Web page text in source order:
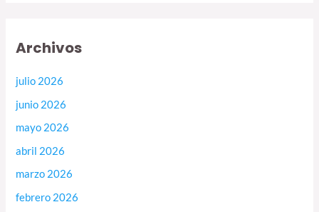
Archivos
julio 2026
junio 2026
mayo 2026
abril 2026
marzo 2026
febrero 2026